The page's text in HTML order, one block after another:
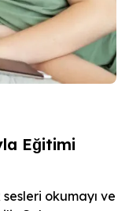
Eğitimi
okumayı ve